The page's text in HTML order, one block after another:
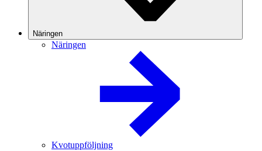
Näringen
Näringen
Kvotuppföljning